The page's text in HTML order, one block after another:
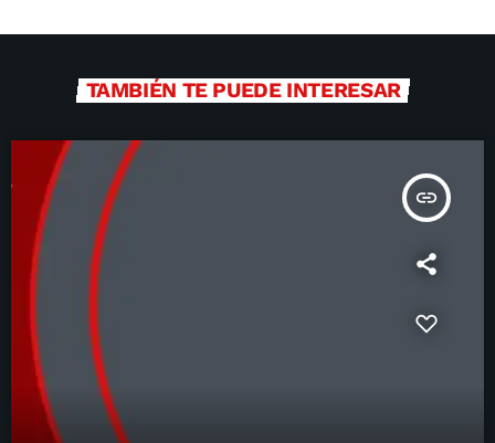
TAMBIÉN TE PUEDE INTERESAR
insert_link